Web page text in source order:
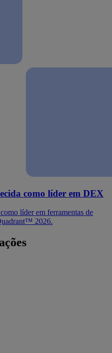
como líder em DEX
líder em ferramentas de
2026.